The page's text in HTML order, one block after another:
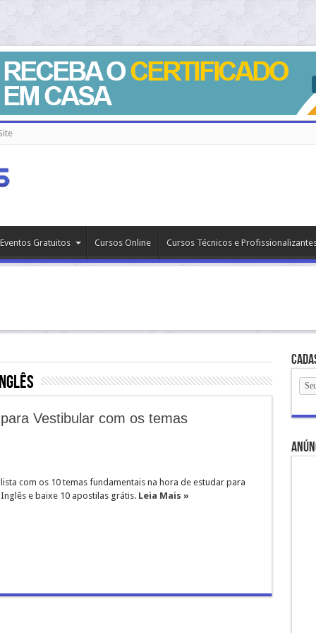
Gratuitos Cursos Online Cursos Técnicos e
Vestibular com os temas
com os 10 temas fundamentais na hora de estudar para
e baixe 10 apostilas grátis. Leia Mais »